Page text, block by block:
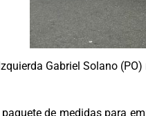
Gabriel Solano
de medidas para